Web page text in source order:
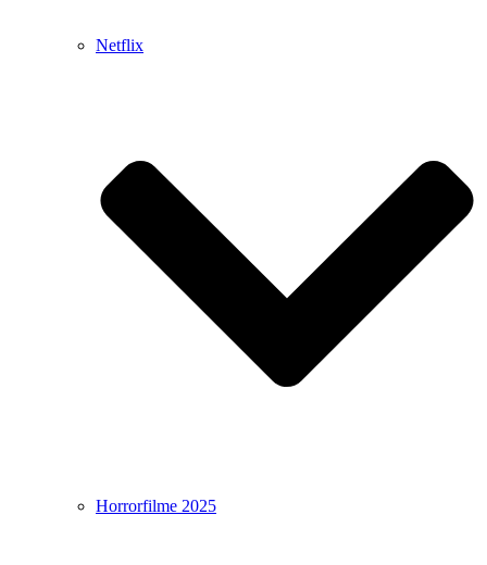
Netflix
Horrorfilme 2025